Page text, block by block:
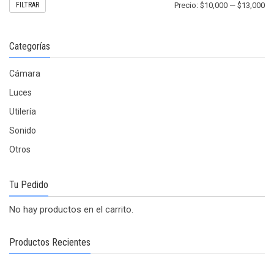
FILTRAR Precio: $10,000 — $13,000
Categorías
Cámara
Luces
Utilería
Sonido
Otros
Tu Pedido
No hay productos en el carrito.
Productos Recientes